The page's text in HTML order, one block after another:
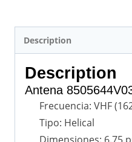
Description
Description
Antena
Frecuencia: VHF
Tipo: Helical